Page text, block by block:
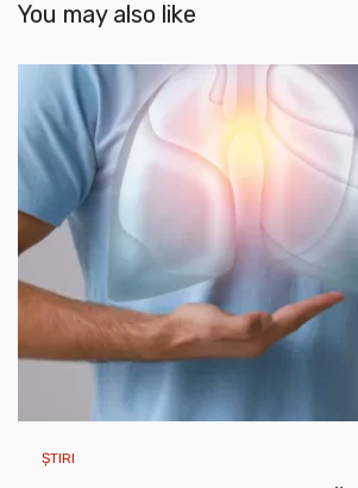
You may also like
ȘTIRI